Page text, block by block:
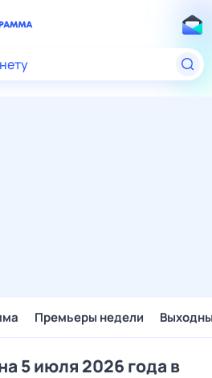
Премьеры недели
5 июля 2026 года в